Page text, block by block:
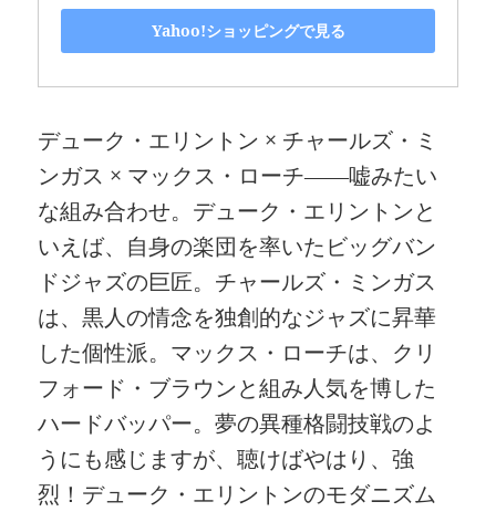
Yahoo!ショッピングで見る
デューク・エリントン × チャールズ・ミ
ンガス × マックス・ローチ――嘘みたい
な組み合わせ。デューク・エリントンと
いえば、自身の楽団を率いたビッグバン
ドジャズの巨匠。チャールズ・ミンガス
は、黒人の情念を独創的なジャズに昇華
した個性派。マックス・ローチは、クリ
フォード・ブラウンと組み人気を博した
ハードバッパー。夢の異種格闘技戦のよ
うにも感じますが、聴けばやはり、強
烈！デューク・エリントンのモダニズム